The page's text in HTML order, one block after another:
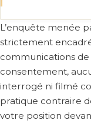
L’enquête menée
strictement
communications de
consentement,
interrogé ni filmé
pratique contraire
votre position